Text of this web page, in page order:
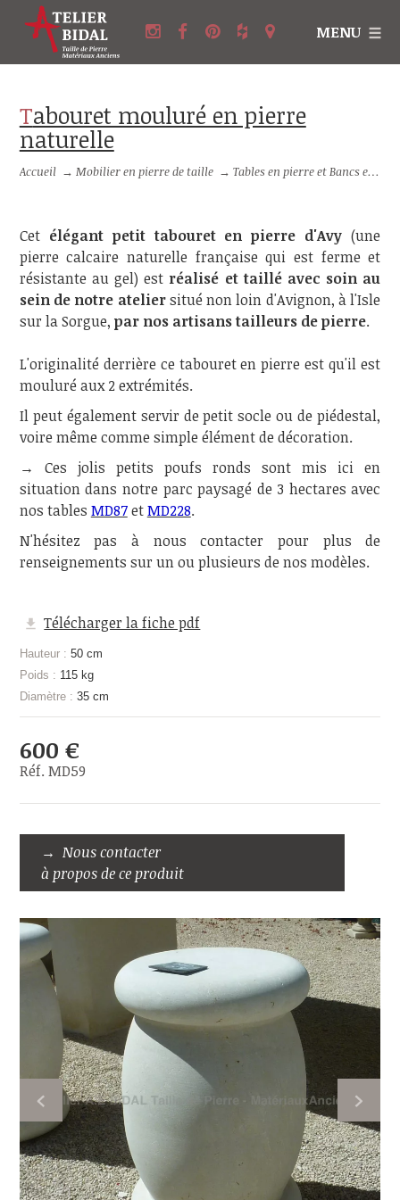
MENU
Tabouret mouluré en pierre
naturelle
Accueil → Mobilier en pierre de taille →Tables en pierre et Bancs en pierre
Cet élégant petit tabouret en pierre d'Avy (une
pierre calcaire naturelle française qui est ferme et
résistante au gel) est réalisé et taillé avec soin au
sein de notre ateliersitué non loin d'Avignon, à l'Isle
sur la Sorgue, par nos artisans tailleurs de pierre.
L'originalité derrière ce tabouret en pierre est qu'il est
mouluré aux 2 extrémités.
Il peut également servir de petit socle ou de piédestal,
voire même comme simple élément de décoration.
→ Ces jolis petits poufs ronds sont mis ici en
situation dans notre parc paysagé de 3 hectares avec
nos tables MD87etMD228.
N'hésitez pas à nous contacter pour plus de
renseignements sur un ou plusieurs de nos modèles.
Télécharger la fiche pdf
Hauteur : 50 cm
Poids : 115 kg
Diamètre : 35 cm
600 €
Réf. MD59
Nous contacter
à propos de ce produit